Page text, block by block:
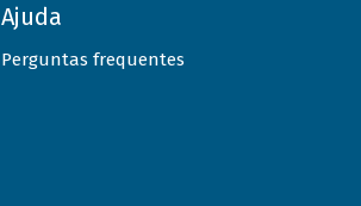
Ajuda
Perguntas frequentes